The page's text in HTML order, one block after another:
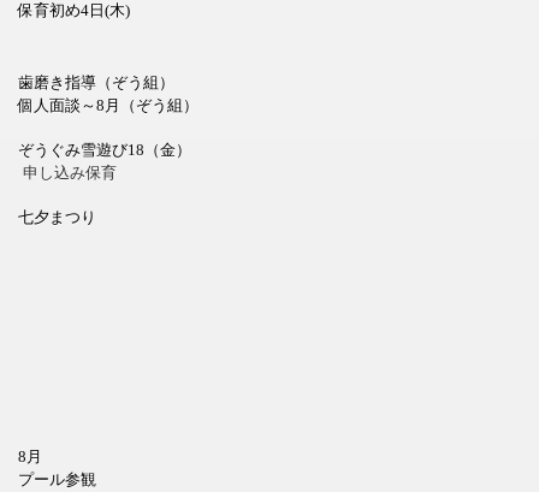
保育初め4日(木)
歯磨き指導（ぞう組）
個人面談～8月（ぞう組）
ぞうぐみ雪遊び18（金）
申し込み保育
七夕まつり
8月
プール参観